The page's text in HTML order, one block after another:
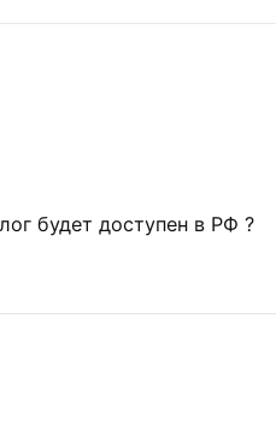
будет доступен в РФ ?